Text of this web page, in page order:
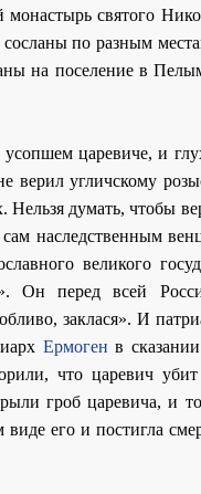
монастырь святого
по разным
на поселение в
усопшем царевиче, и
верил угличскому
Нельзя думать, чтобы
наследственным
великого
Он перед всей
заклася». И
Ермоген в
что царевич
гроб царевича, и
его и постигла